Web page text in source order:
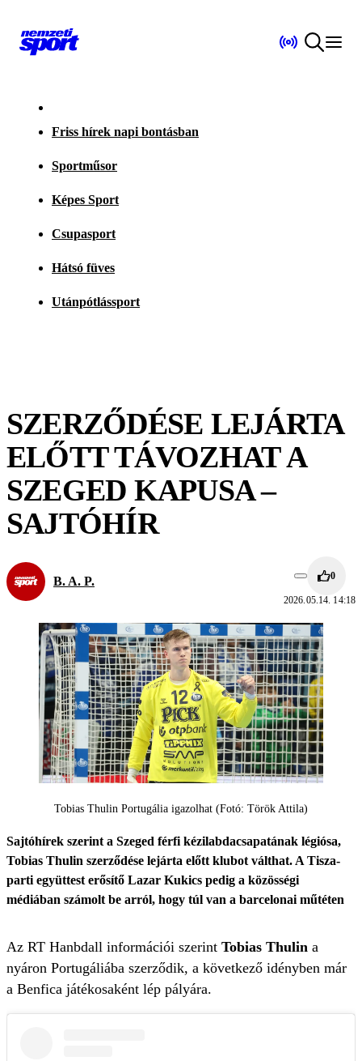
Friss hírek napi bontásban
Sportműsor
Képes Sport
Csupasport
Hátsó füves
Utánpótlássport
SZERZŐDÉSE LEJÁRTA
ELŐTT TÁVOZHAT A
SZEGED KAPUSA –
SAJTÓHÍR
B. A. P. 0
2026.05.14. 14:18
Tobias Thulin Portugália igazolhat (Fotó: Török Attila)
Sajtóhírek szerint a Szeged férfi kézilabdacsapatának légiósa,
Tobias Thulin szerződése lejárta előtt klubot válthat. A Tisza-
parti együttest erősítő Lazar Kukics pedig a közösségi
médiában számolt be arról, hogy túl van a barcelonai műtéten
Az RT Hanbdall információi szerint Tobias Thulin a
nyáron Portugáliába szerződik, a következő idényben már
a Benfica játékosaként lép pályára.